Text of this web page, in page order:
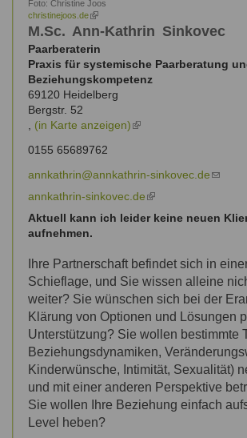
Foto: Christine Joos
christinejoos.de(link
is
external)
M.Sc. Ann-Kathrin Sinkovec
Paarberaterin
Praxis für systemische Paarberatung
Beziehungskompetenz
69120 Heidelberg
Bergstr. 52
(in Karte anzeigen)(link
0155 65689762
annkathrin@annkathrin-sinkovec.de(link
mail)
annkathrin-sinkovec.de(link
Aktuell kann ich leider keine neuen
aufnehmen.
Ihre Partnerschaft befindet sich in
Schieflage, und Sie wissen alleine
weiter? Sie wünschen sich bei der
Klärung von Optionen und Lösungen
Unterstützung? Sie wollen bestimmte
Beziehungsdynamiken,
Kinderwünsche, Intimität, Sexualität)
und mit einer anderen Perspektive
Sie wollen Ihre Beziehung einfach
Level heben?